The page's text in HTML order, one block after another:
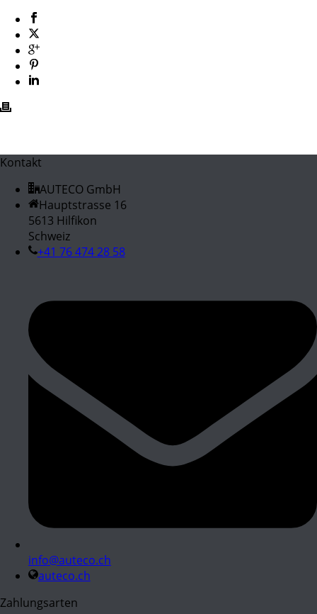
Kontakt
AUTECO GmbH
Hauptstrasse 16
5613 Hilfikon
Schweiz
+41 76 474 28 58
info@auteco.ch
auteco.ch
Zahlungsarten